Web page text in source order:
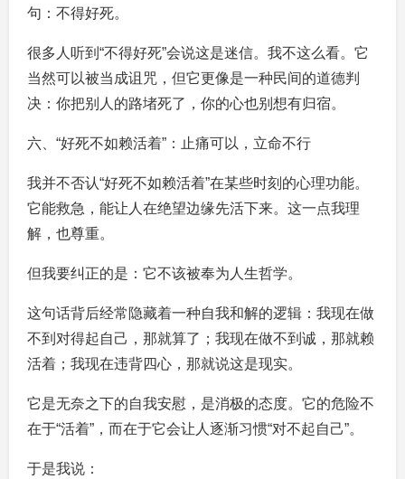
句：不得好死。
很多人听到“不得好死”会说这是迷信。我不这么看。它
当然可以被当成诅咒，但它更像是一种民间的道德判
决：你把别人的路堵死了，你的心也别想有归宿。
六、“好死不如赖活着”：止痛可以，立命不行
我并不否认“好死不如赖活着”在某些时刻的心理功能。
它能救急，能让人在绝望边缘先活下来。这一点我理
解，也尊重。
但我要纠正的是：它不该被奉为人生哲学。
这句话背后经常隐藏着一种自我和解的逻辑：我现在做
不到对得起自己，那就算了；我现在做不到诚，那就赖
活着；我现在违背四心，那就说这是现实。
它是无奈之下的自我安慰，是消极的态度。它的危险不
在于“活着”，而在于它会让人逐渐习惯“对不起自己”。
于是我说：